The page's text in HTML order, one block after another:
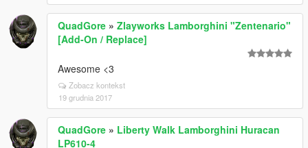
QuadGore » Zlayworks Lamborghini "Zentenario"
[Add-On / Replace]
Awesome <3
Zobacz kontekst
19 grudnia 2017
QuadGore » Liberty Walk Lamborghini Huracan
LP610-4